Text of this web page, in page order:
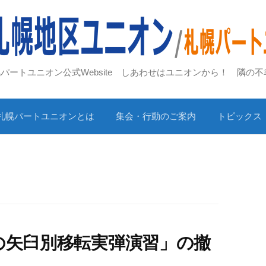
ートユニオン公式Website しあわせはユニオンから！ 隣の不
幌パートユニオンとは 集会・行動のご案内 トピックス
臼別移転実弾演習」の撤